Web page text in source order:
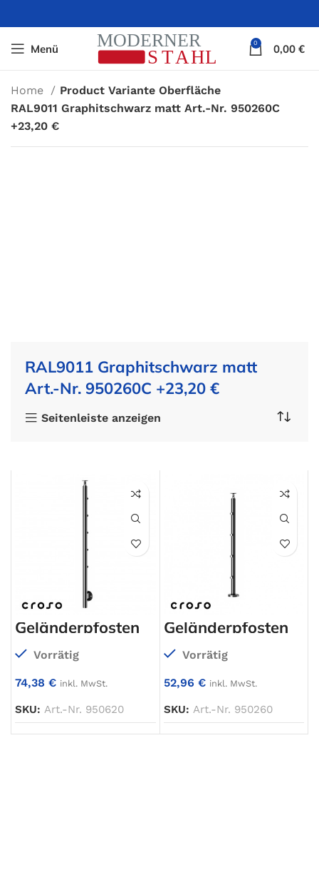
Menü 0 0,00 €
Home
Product Variante Oberfläche
RAL9011 Graphitschwarz matt Art.-Nr. 950260C
+23,20 €
RAL9011 Graphitschwarz matt
Art.-Nr. 950260C +23,20 €
Seitenleiste anzeigen
Geländerpfosten
Vorrätig
74,38 € inkl. MwSt.
SKU: Art.-Nr. 950620
Geländerpfosten
Vorrätig
52,96 € inkl. MwSt.
SKU: Art.-Nr. 950260